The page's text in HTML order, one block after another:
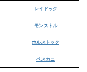
レイドック
モンストル
ホルストック
ペスカニ